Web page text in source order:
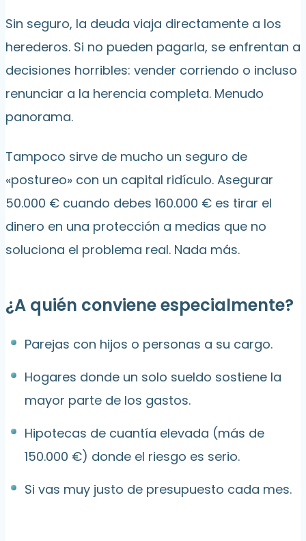
Sin seguro, la deuda viaja directamente a los
herederos. Si no pueden pagarla, se enfrentan a
decisiones horribles: vender corriendo o incluso
renunciar a la herencia completa. Menudo
panorama.
Tampoco sirve de mucho un seguro de
«postureo» con un capital ridículo. Asegurar
50.000 € cuando debes 160.000 € es tirar el
dinero en una protección a medias que no
soluciona el problema real. Nada más.
¿A quién conviene especialmente?
Parejas con hijos o personas a su cargo.
Hogares donde un solo sueldo sostiene la
mayor parte de los gastos.
Hipotecas de cuantía elevada (más de
150.000 €) donde el riesgo es serio.
Si vas muy justo de presupuesto cada mes.